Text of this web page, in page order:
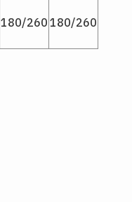
180/260 180/260